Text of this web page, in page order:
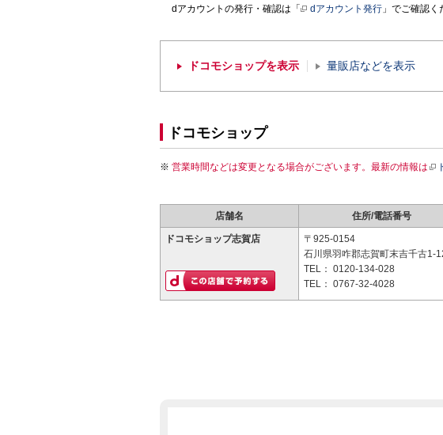
dアカウントの発行・確認は「
dアカウント発行 」でご確認く
ドコモショップを表示 量販店などを表示
ドコモショップ
営業時間などは変更となる場合がございます。最新の情報は
店舗名 住所/電話番号
ドコモショップ志賀店
〒925-0154
石川県羽咋郡志賀町末吉千古1-
TEL： 0120-134-028
TEL： 0767-32-4028